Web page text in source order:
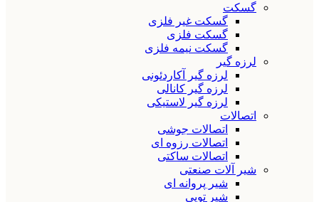
گسکت
گسکت غیر فلزی
گسکت فلزی
گسکت نیمه فلزی
لرزه گیر
لرزه گیر آکاردئونی
لرزه گیر کانالی
لرزه گیر لاستیکی
اتصالات
اتصالات جوشی
اتصالات رزوه ای
اتصالات ساکتی
شیر آلات صنعتی
شیر پروانه ای
شیر توپی